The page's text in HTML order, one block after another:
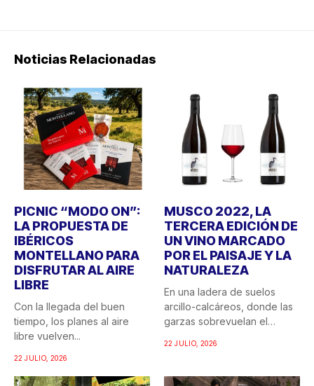
Noticias Relacionadas
PICNIC “MODO ON”:
LA PROPUESTA DE
IBÉRICOS
MONTELLANO PARA
DISFRUTAR AL AIRE
LIBRE
Con la llegada del buen
tiempo, los planes al aire
libre vuelven...
22 JULIO, 2026
MUSCO 2022, LA
TERCERA EDICIÓN DE
UN VINO MARCADO
POR EL PAISAJE Y LA
NATURALEZA
En una ladera de suelos
arcillo-calcáreos, donde las
garzas sobrevuelan el
22 JULIO, 2026